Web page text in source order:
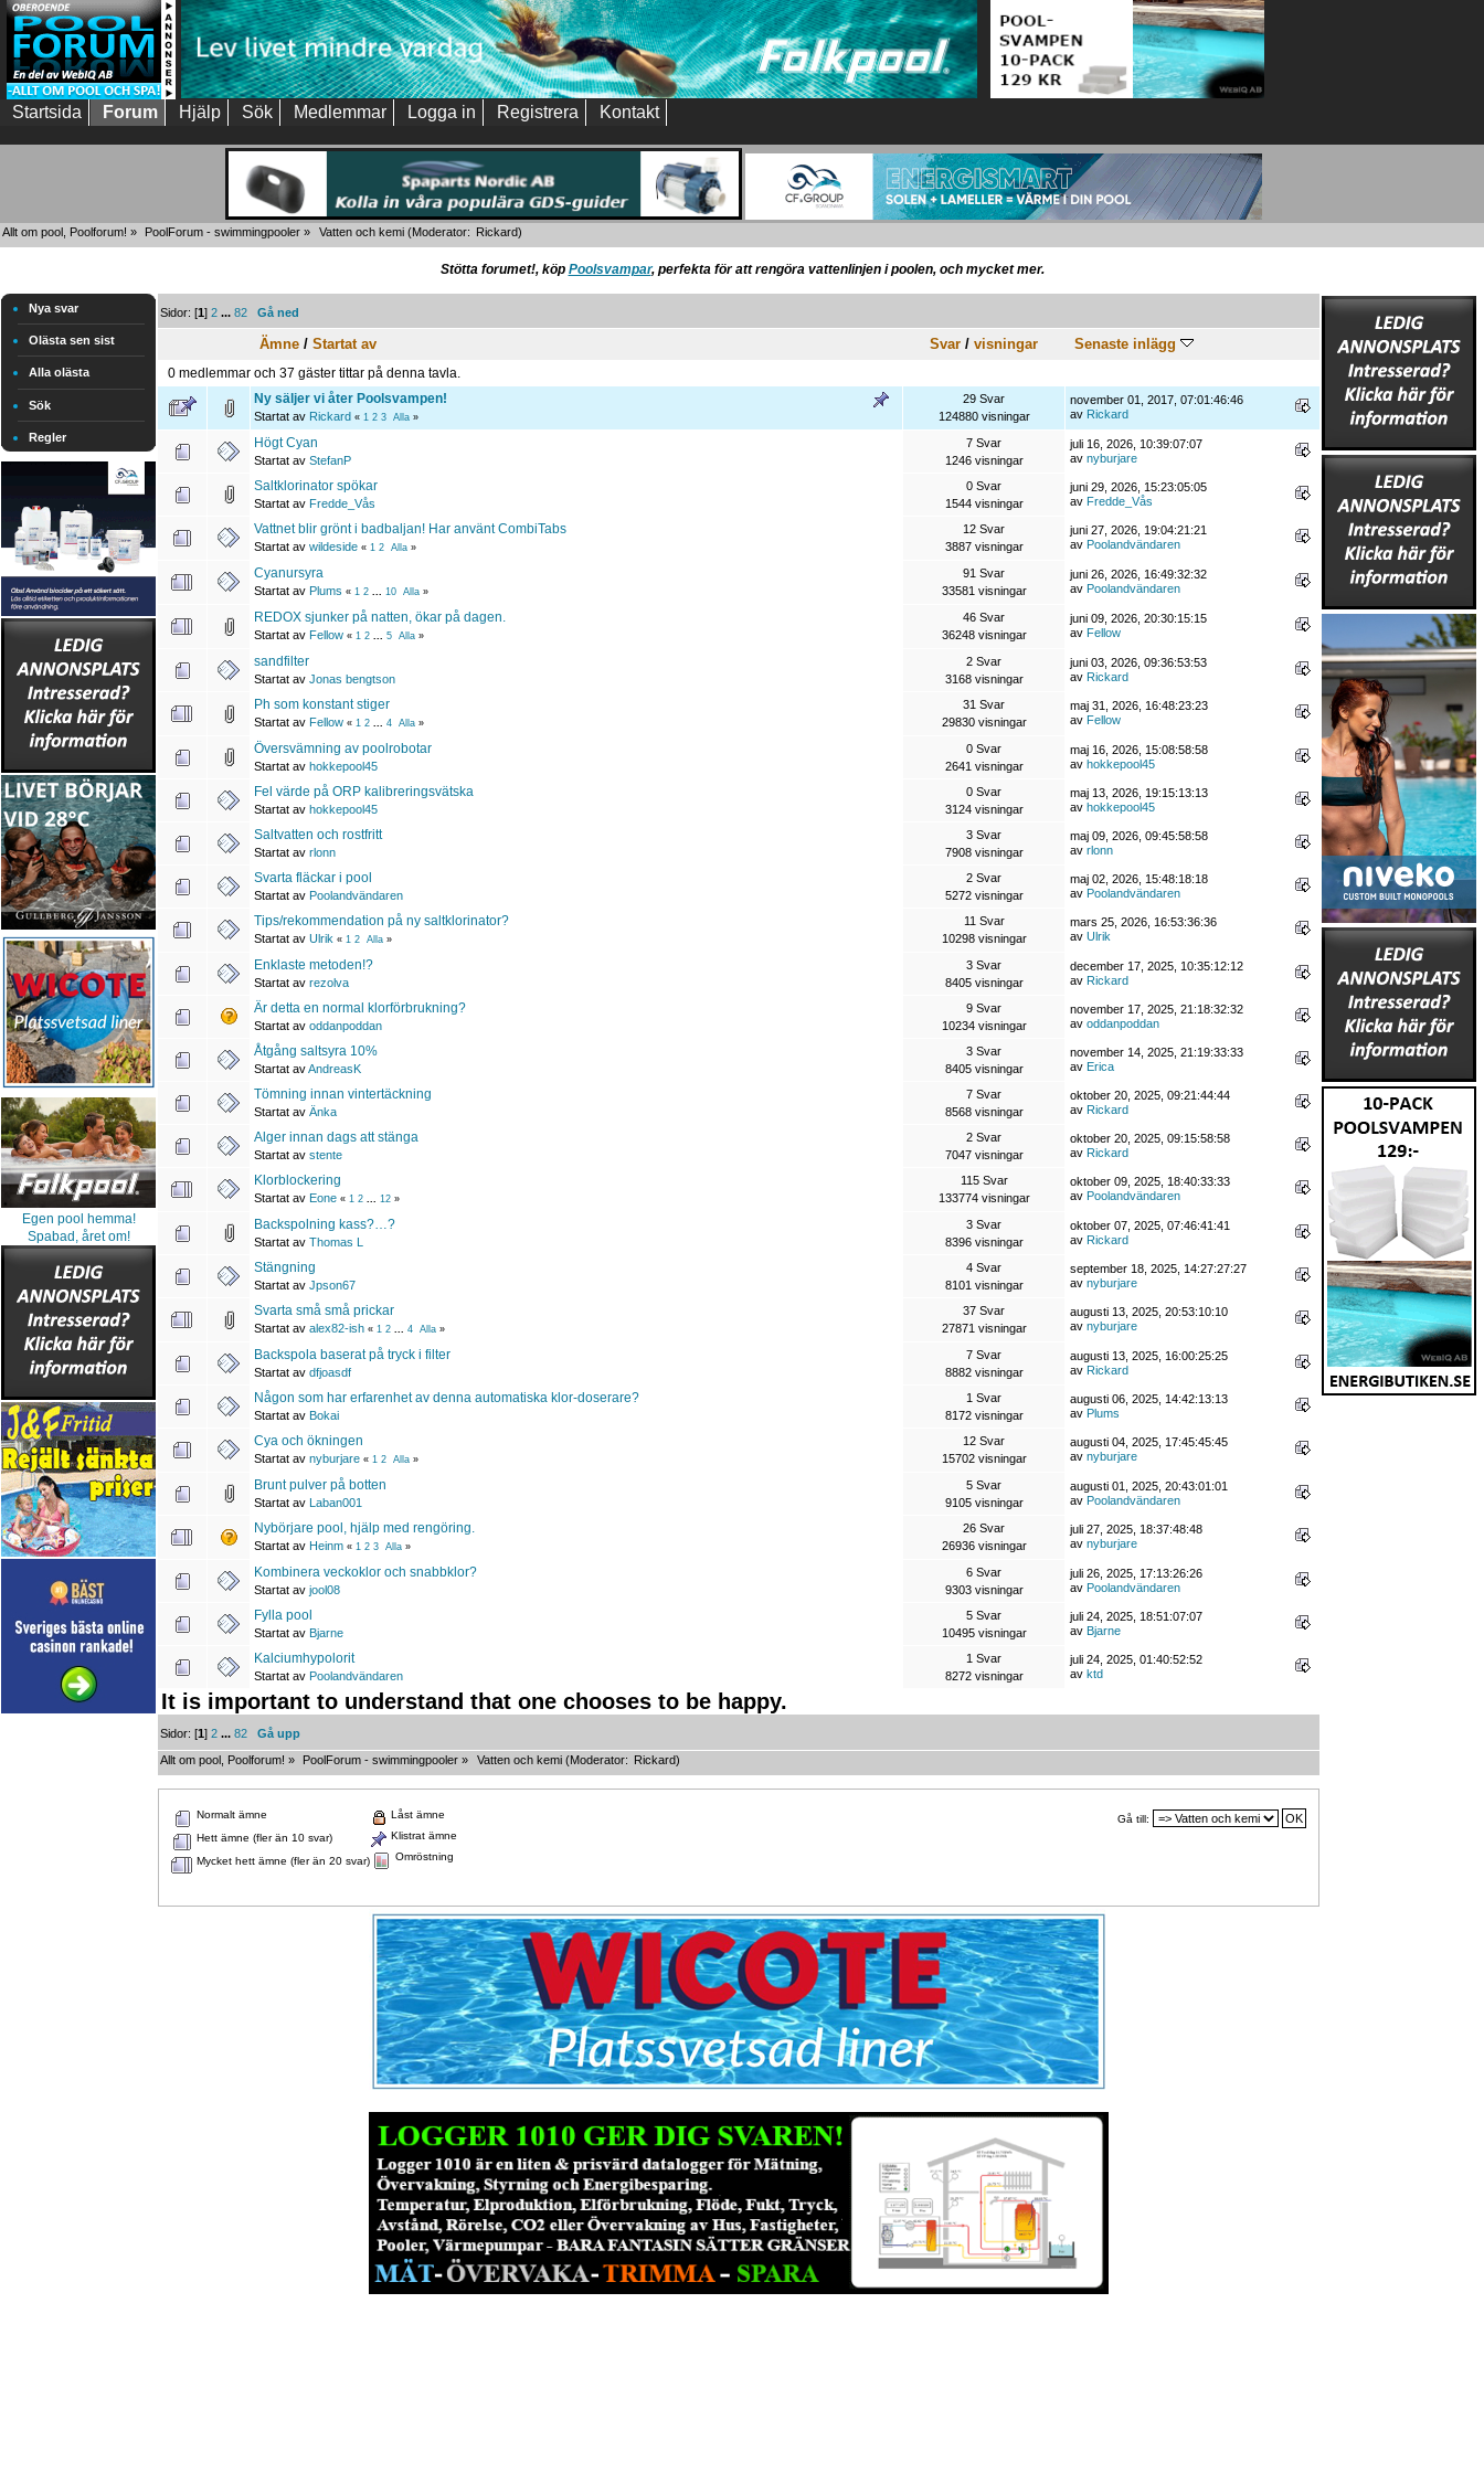
Startsida Forum Hjälp Sök Medlemmar Logga in Registrera Kontakt
Allt om pool, Poolforum! » PoolForum - swimmingpooler » Vatten och kemi(Moderator: Rickard)
Stötta forumet!, köp Poolsvampar, perfekta för att rengöra vattenlinjen i poolen, och mycket mer.
Nya svar
Olästa sen sist
Alla olästa
Sök
Regler
Egen pool hemma!
Spabad, året om!
Sidor: [1]2 ...82 Gå ned
Ämne /Startat av Svar/ visningar Senaste inlägg
0 medlemmar och 37 gäster tittar på denna tavla.
Ny säljer vi åter Poolsvampen!
Startat av Rickard « 1 2 3 Alla »
29 Svar
124880 visningar
november 01, 2017, 07:01:46:46
av Rickard
Högt Cyan
Startat av StefanP
7 Svar
1246 visningar
juli 16, 2026, 10:39:07:07
av nyburjare
Saltklorinator spökar
Startat av Fredde_Vås
0 Svar
1544 visningar
juni 29, 2026, 15:23:05:05
av Fredde_Vås
Vattnet blir grönt i badbaljan! Har använt CombiTabs
Startat av wildeside « 1 2 Alla »
12 Svar
3887 visningar
juni 27, 2026, 19:04:21:21
av Poolandvändaren
Cyanursyra
Startat av Plums « 1 2 ... 10 Alla »
91 Svar
33581 visningar
juni 26, 2026, 16:49:32:32
av Poolandvändaren
REDOX sjunker på natten, ökar på dagen.
Startat av Fellow « 1 2 ... 5 Alla »
46 Svar
36248 visningar
juni 09, 2026, 20:30:15:15
av Fellow
sandfilter
Startat av Jonas bengtson
2 Svar
3168 visningar
juni 03, 2026, 09:36:53:53
av Rickard
Ph som konstant stiger
Startat av Fellow « 1 2 ... 4 Alla »
31 Svar
29830 visningar
maj 31, 2026, 16:48:23:23
av Fellow
Översvämning av poolrobotar
Startat av hokkepool45
0 Svar
2641 visningar
maj 16, 2026, 15:08:58:58
av hokkepool45
Fel värde på ORP kalibreringsvätska
Startat av hokkepool45
0 Svar
3124 visningar
maj 13, 2026, 19:15:13:13
av hokkepool45
Saltvatten och rostfritt
Startat av rlonn
3 Svar
7908 visningar
maj 09, 2026, 09:45:58:58
av rlonn
Svarta fläckar i pool
Startat av Poolandvändaren
2 Svar
5272 visningar
maj 02, 2026, 15:48:18:18
av Poolandvändaren
Tips/rekommendation på ny saltklorinator?
Startat av Ulrik « 1 2 Alla »
11 Svar
10298 visningar
mars 25, 2026, 16:53:36:36
av Ulrik
Enklaste metoden!?
Startat av rezolva
3 Svar
8405 visningar
december 17, 2025, 10:35:12:12
av Rickard
Är detta en normal klorförbrukning?
Startat av oddanpoddan
9 Svar
10234 visningar
november 17, 2025, 21:18:32:32
av oddanpoddan
Åtgång saltsyra 10%
Startat avAndreasK
3 Svar
8405 visningar
november 14, 2025, 21:19:33:33
av Erica
Tömning innan vintertäckning
Startat av Änka
7 Svar
8568 visningar
oktober 20, 2025, 09:21:44:44
av Rickard
Alger innan dags att stänga
Startat av stente
2 Svar
7047 visningar
oktober 20, 2025, 09:15:58:58
av Rickard
Klorblockering
Startat av Eone « 1 2 ... 12 »
115 Svar
133774 visningar
oktober 09, 2025, 18:40:33:33
av Poolandvändaren
Backspolning kass?…?
Startat av Thomas L
3 Svar
8396 visningar
oktober 07, 2025, 07:46:41:41
av Rickard
Stängning
Startat av Jpson67
4 Svar
8101 visningar
september 18, 2025, 14:27:27:27
av nyburjare
Svarta små små prickar
Startat av alex82-ish « 1 2 ... 4 Alla »
37 Svar
27871 visningar
augusti 13, 2025, 20:53:10:10
av nyburjare
Backspola baserat på tryck i filter
Startat av dfjoasdf
7 Svar
8882 visningar
augusti 13, 2025, 16:00:25:25
av Rickard
Någon som har erfarenhet av denna automatiska klor-doserare?
Startat av Bokai
1 Svar
8172 visningar
augusti 06, 2025, 14:42:13:13
av Plums
Cya och ökningen
Startat av nyburjare « 1 2 Alla »
12 Svar
15702 visningar
augusti 04, 2025, 17:45:45:45
av nyburjare
Brunt pulver på botten
Startat av Laban001
5 Svar
9105 visningar
augusti 01, 2025, 20:43:01:01
av Poolandvändaren
Nybörjare pool, hjälp med rengöring.
Startat av Heinm « 1 2 3 Alla »
26 Svar
26936 visningar
juli 27, 2025, 18:37:48:48
av nyburjare
Kombinera veckoklor och snabbklor?
Startat av jool08
6 Svar
9303 visningar
juli 26, 2025, 17:13:26:26
av Poolandvändaren
Fylla pool
Startat av Bjarne
5 Svar
10495 visningar
juli 24, 2025, 18:51:07:07
av Bjarne
Kalciumhypolorit
Startat av Poolandvändaren
1 Svar
8272 visningar
juli 24, 2025, 01:40:52:52
av ktd
It is important to understand that one chooses to be happy.
Sidor: [1]2 ...82
Gå upp
Allt om pool, Poolforum! » PoolForum - swimmingpooler » Vatten och kemi(Moderator: Rickard)
Gå till:
Normalt ämne
Hett ämne (fler än 10 svar)
Mycket hett ämne (fler än 20 svar)
Låst ämne
Klistrat ämne
Omröstning